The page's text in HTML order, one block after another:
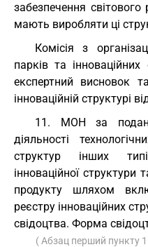
забезпечення світового
мають виробляти ці
Комісія з
парків та
експертний висновок
інноваційній структурі
11. МОН за
діяльності
структур інших
інноваційної структури
продукту шляхом
реєстру інноваційних
свідоцтва. Форма
( Абзац перший пункту